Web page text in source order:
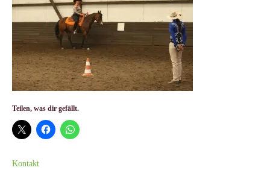
Teilen, was dir gefällt.
Kontakt